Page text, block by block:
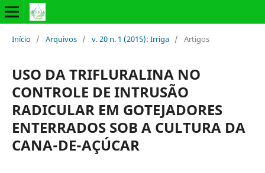
Início / Arquivos / v. 20 n. 1 (2015): Irriga / Artigos
USO DA TRIFLURALINA NO
CONTROLE DE INTRUSÃO
RADICULAR EM GOTEJADORES
ENTERRADOS SOB A CULTURA DA
CANA-DE-AÇÚCAR